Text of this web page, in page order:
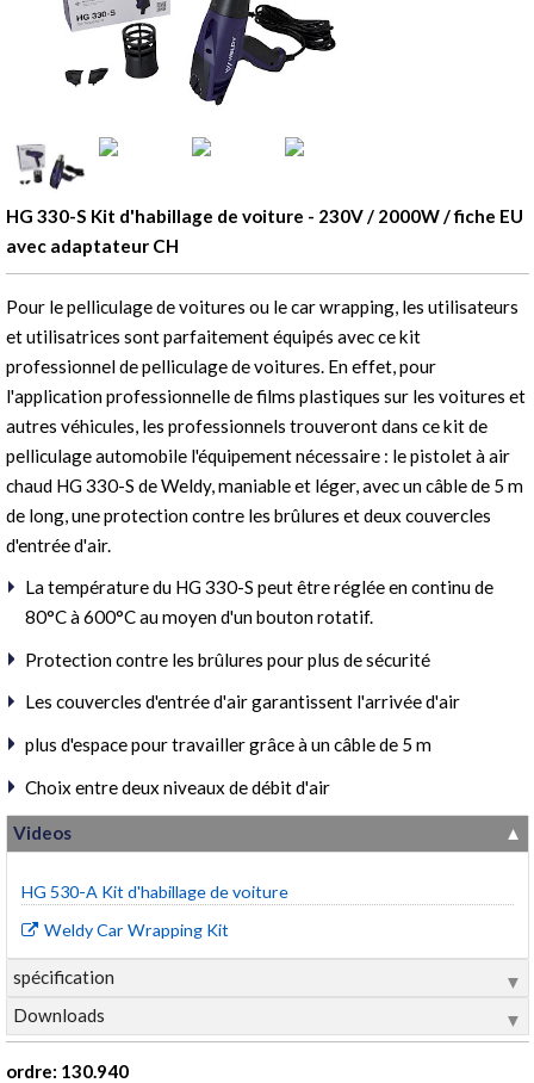
HG 330-S Kit d'habillage de voiture - 230V / 2000W / fiche EU
avec adaptateur CH
Pour le pelliculage de voitures ou le car wrapping, les utilisateurs
et utilisatrices sont parfaitement équipés avec ce kit
professionnel de pelliculage de voitures. En effet, pour
l'application professionnelle de films plastiques sur les voitures et
autres véhicules, les professionnels trouveront dans ce kit de
pelliculage automobile l'équipement nécessaire : le pistolet à air
chaud HG 330-S de Weldy, maniable et léger, avec un câble de 5 m
de long, une protection contre les brûlures et deux couvercles
d'entrée d'air.
La température du HG 330-S peut être réglée en continu de
80°C à 600°C au moyen d'un bouton rotatif.
Protection contre les brûlures pour plus de sécurité
Les couvercles d'entrée d'air garantissent l'arrivée d'air
plus d'espace pour travailler grâce à un câble de 5 m
Choix entre deux niveaux de débit d'air
Videos ▼
HG 530-A Kit d'habillage de voiture
Weldy Car Wrapping Kit
spécification ▼
Downloads ▼
ordre: 130.940